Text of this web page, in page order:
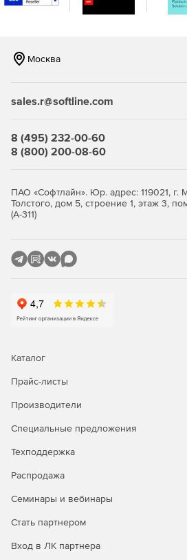
Москва
sales.r@softline.com
8 (495) 232-00-60
8 (800) 200-08-60
ПАО «Софтлайн». Юр. адрес: 119021, г.
Толстого, дом 5, строение 1, этаж 3,
(А-311)
Каталог
Прайс-листы
Производители
Специальные предложения
Техподдержка
Распродажа
Семинары и вебинары
Стать партнером
Вход в ЛК партнера